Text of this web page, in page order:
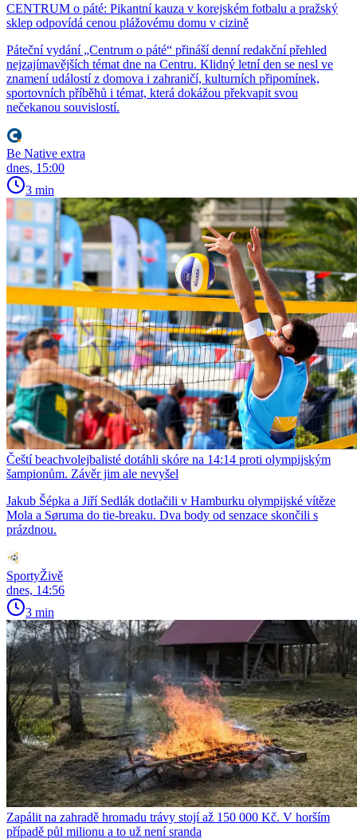
CENTRUM o páté: Pikantní kauza v korejském fotbalu a pražský
sklep odpovídá cenou plážovému domu v cizině
Páteční vydání „Centrum o páté“ přináší denní redakční přehled
nejzajímavějších témat dne na Centru. Klidný letní den se nesl ve
znamení událostí z domova i zahraničí, kulturních připomínek,
sportovních příběhů i témat, která dokážou překvapit svou
nečekanou souvislostí.
Be Native extra
dnes, 15:00
3 min
Čeští beachvolejbalisté dotáhli skóre na 14:14 proti olympijským
šampionům. Závěr jim ale nevyšel
Jakub Šépka a Jiří Sedlák dotlačili v Hamburku olympijské vítěze
Mola a Søruma do tie-breaku. Dva body od senzace skončili s
prázdnou.
SportyŽivě
dnes, 14:56
3 min
Zapálit na zahradě hromadu trávy stojí až 150 000 Kč. V horším
případě půl milionu a to už není sranda